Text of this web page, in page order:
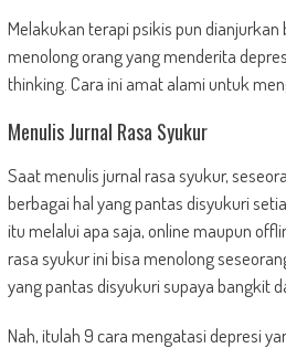
Melakukan terapi psikis pun dianjurkan
menolong orang yang menderita
thinking. Cara ini amat alami untuk
Menulis Jurnal Rasa Syukur
Saat menulis jurnal rasa syukur,
berbagai hal yang pantas disyukuri
itu melalui apa saja, online maupun
rasa syukur ini bisa menolong
yang pantas disyukuri supaya bangkit
Nah, itulah 9 cara mengatasi depresi